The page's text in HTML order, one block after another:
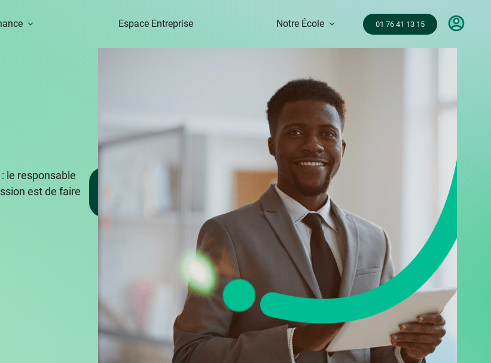
Espace Entreprise Notre École 01 76 41 13 15
le responsable
est de faire